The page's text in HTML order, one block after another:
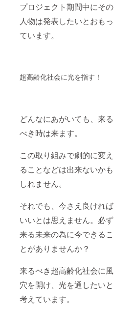
プロジェクト期間中にその
人物は発表したいとおもっ
ています。
超高齢化社会に光を指す！
どんなにあがいても、来る
べき時は来ます。
この取り組みで劇的に変え
ることなどは出来ないかも
しれません。
それでも、今さえ良ければ
いいとは思えません。必ず
来る未来の為に今できるこ
とがありませんか？
来るべき超高齢化社会に風
穴を開け、光を通したいと
考えています。